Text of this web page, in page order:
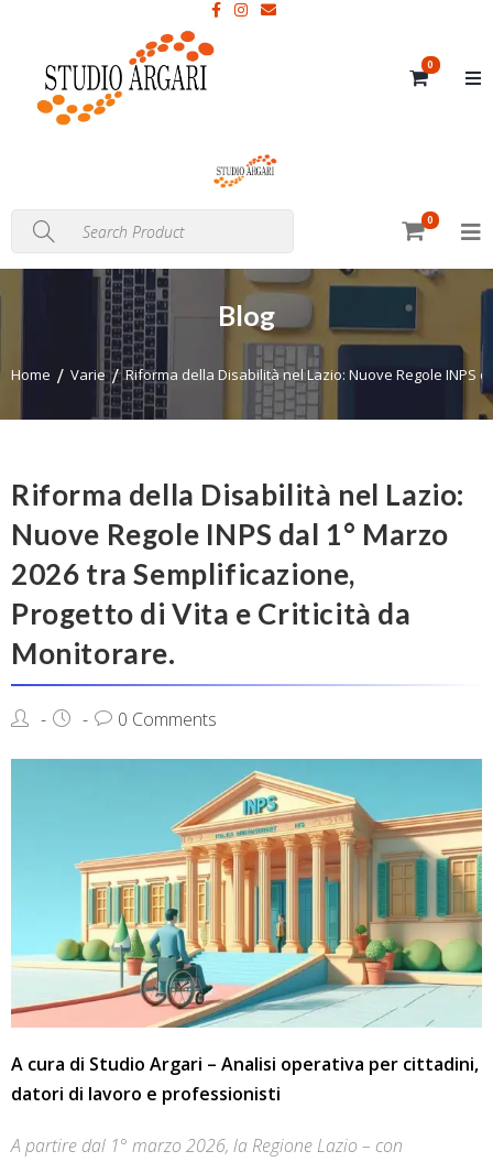
0
0
Blog
Home Varie Riforma della Disabilità nel Lazio: Nuove Regole INPS
Riforma della Disabilità nel Lazio:
Nuove Regole INPS dal 1° Marzo
2026 tra Semplificazione,
Progetto di Vita e Criticità da
Monitorare.
0 Comments
A cura di Studio Argari – Analisi operativa per cittadini,
datori di lavoro e professionisti
A partire dal 1° marzo 2026, la Regione Lazio – con